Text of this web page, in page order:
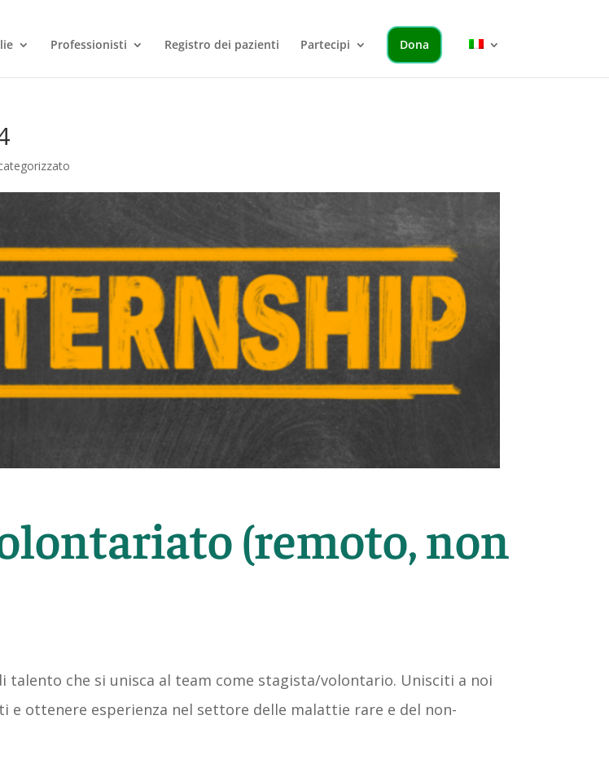
Professionisti Registro dei pazienti Partecipi Dona
(remoto, non
talento che si unisca al team come stagista/volontario. Unisciti a noi
e ottenere esperienza nel settore delle malattie rare e del non-